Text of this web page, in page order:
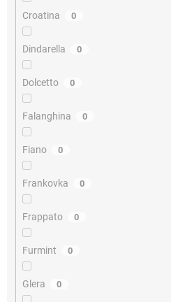
Croatina 0
Dindarella 0
Dolcetto 0
Falanghina 0
Fiano 0
Frankovka 0
Frappato 0
Furmint 0
Glera 0